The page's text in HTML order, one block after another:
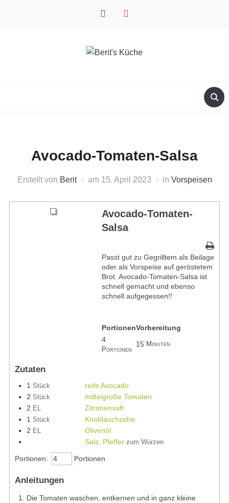
facebook instagram
Avocado-Tomaten-Salsa
Erstellt von Berit am 15. April 2023 in Vorspeisen
Avocado-Tomaten-
Salsa
Passt gut zu Gegrilltem als Beilage
oder als Vorspeise auf geröstetem
Brot. Avocado-Tomaten-Salsa ist
schnell gemacht und ebenso
schnell aufgegessen!!
PortionenVorbereitung
4
Portionen
15 Minuten
Zutaten
1 Stück
reife Avocado
2 Stück
mittelgroße Tomaten
2 EL
Zitronensaft
1 Stück
Knoblauchzehe
2 EL
Olivenöl
Salz, Pfeffer zum Würzen
Portionen: Portionen
Anleitungen
Die Tomaten waschen, entkernen und in ganz kleine